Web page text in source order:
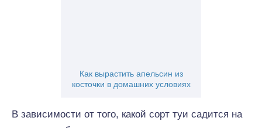
Как вырастить апельсин из
косточки в домашних условиях
В зависимости от того, какой сорт туи садится на